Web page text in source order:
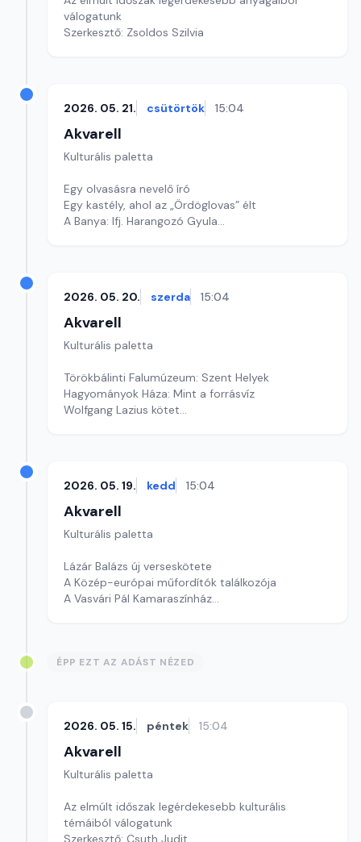
válogatunk
Szerkesztő: Zsoldos Szilvia
2026. 05. 21. csütörtök 15:04
Akvarell
Kulturális paletta
Egy olvasásra nevelő író
Egy kastély, ahol az „Ördöglovas” élt
A Banya: Ifj. Harangozó Gyula
2026. 05. 20. szerda 15:04
Akvarell
Kulturális paletta
Törökbálinti Falumúzeum: Szent Helyek
Hagyományok Háza: Mint a forrásvíz
Wolfgang Lazius kötet
2026. 05. 19. kedd 15:04
Akvarell
Kulturális paletta
Lázár Balázs új verseskötete
A Közép-európai műfordítók találkozója
A Vasvári Pál Kamaraszínház
ÉPP EZT AZ ADÁST NÉZED
2026. 05. 15. péntek 15:04
Akvarell
Kulturális paletta
Az elmúlt időszak legérdekesebb kulturális
témáiból válogatunk
Szerkesztő: Csuth Judit